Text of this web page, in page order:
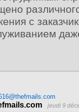
с
jeudi 9